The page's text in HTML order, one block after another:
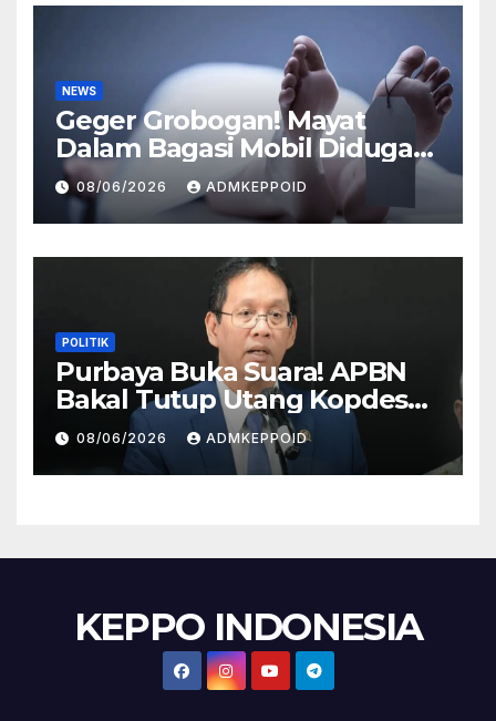
NEWS
Geger Grobogan! Mayat
Dalam Bagasi Mobil Diduga
Terkait Hilangnya Bos Konter
HP
08/06/2026 ADMKEPPOID
POLITIK
Purbaya Buka Suara! APBN
Bakal Tutup Utang Kopdes
Rp 240 Triliun, Cicilan Rp 40
Triliun per Tahun
08/06/2026 ADMKEPPOID
KEPPO INDONESIA